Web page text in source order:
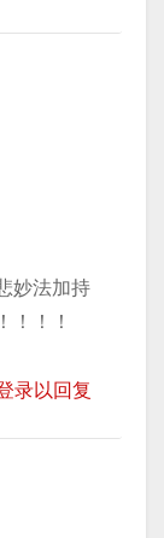
妙法加持
！！！
录以回复